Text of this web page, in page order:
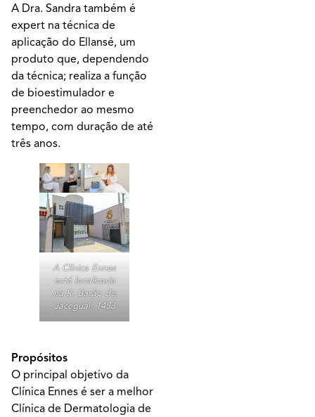
A Dra. Sandra também é
expert na técnica de
aplicação do Ellansé, um
produto que, dependendo
da técnica; realiza a função
de bioestimulador e
preenchedor ao mesmo
tempo, com duração de até
três anos.
A Clínica Ennes
está localizada
na R. Barão de
Jaceguai, 1483
Propósitos
O principal objetivo da
Clínica Ennes é ser a melhor
Clínica de Dermatologia de